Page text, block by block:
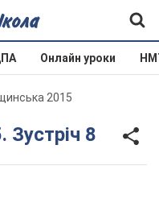
Онлайн уроки
2015
Зустріч 8